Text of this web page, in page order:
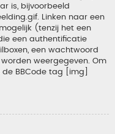
is, bijvoorbeeld
Linken naar een
(tenzij het een
een authentificatie
een wachtwoord
weergegeven. Om
BBCode tag [img]